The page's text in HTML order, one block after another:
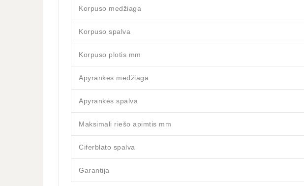
Korpuso medžiaga
Korpuso spalva
Korpuso plotis mm
Apyrankės medžiaga
Apyrankės spalva
Maksimali riešo apimtis mm
Ciferblato spalva
Garantija